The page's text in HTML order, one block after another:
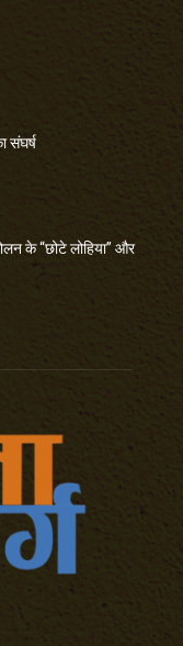
संघर्ष
के “छोटे लोहिया” और